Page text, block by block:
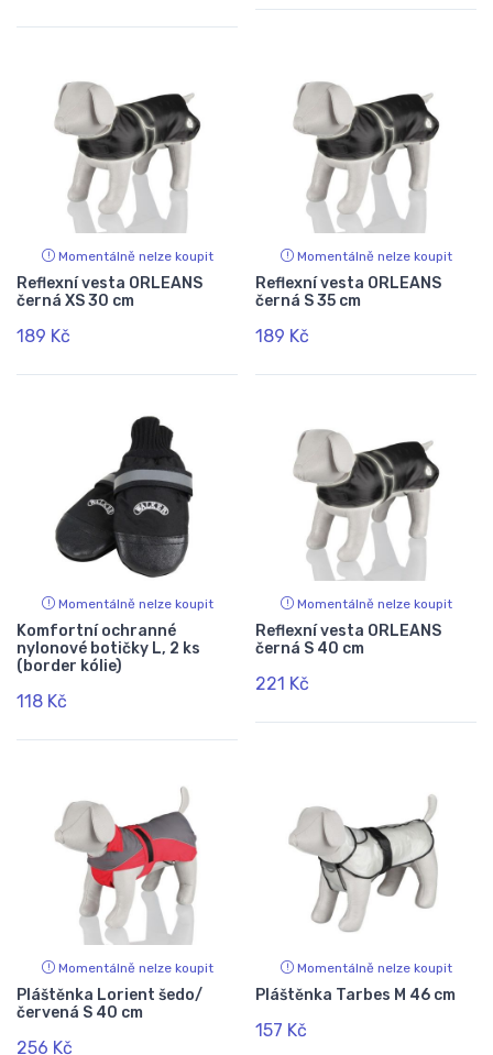
Momentálně nelze koupit
Reflexní vesta ORLEANS
černá XS 30 cm
189 Kč
Momentálně nelze koupit
Reflexní vesta ORLEANS
černá S 35 cm
189 Kč
Momentálně nelze koupit
Komfortní ochranné
nylonové botičky L, 2 ks
(border kólie)
118 Kč
Momentálně nelze koupit
Reflexní vesta ORLEANS
černá S 40 cm
221 Kč
Momentálně nelze koupit
Pláštěnka Lorient šedo/
červená S 40 cm
256 Kč
Momentálně nelze koupit
Pláštěnka Tarbes M 46 cm
157 Kč